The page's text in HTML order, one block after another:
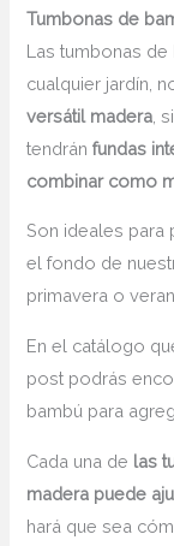
Tumbonas de
Las tumbonas de
cualquier jardín,
versátil madera ,
tendránfundas
combinar como
Son ideales para
el fondo de
primavera o
En el catálogo
post podrás
bambú para
Cada una de las
madera puede
hará que sea